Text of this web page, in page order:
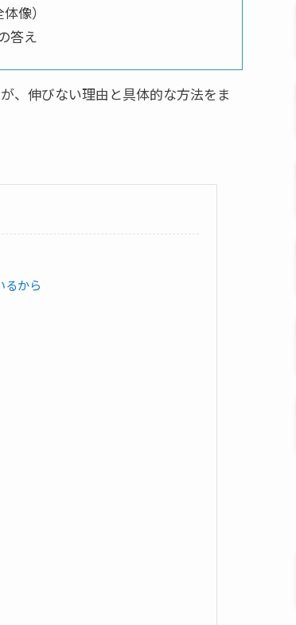
像）
答え
、伸びない理由と具体的な方法をま
るから